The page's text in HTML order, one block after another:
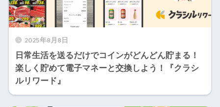
2025年8月8日
日常生活を送るだけでコインがどんどん貯まる！
楽しく貯めて電子マネーと交換しよう！『クラシ
ルリワード』